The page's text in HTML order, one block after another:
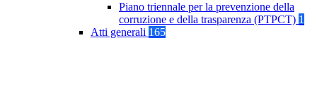
Piano triennale per la prevenzione della
corruzione e della trasparenza (PTPCT) 1
Atti generali 165